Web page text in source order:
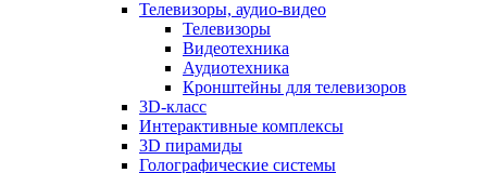
Телевизоры, аудио-видео
Телевизоры
Видеотехника
Аудиотехника
Кронштейны для телевизоров
3D-класс
Интерактивные комплексы
3D пирамиды
Голографические системы